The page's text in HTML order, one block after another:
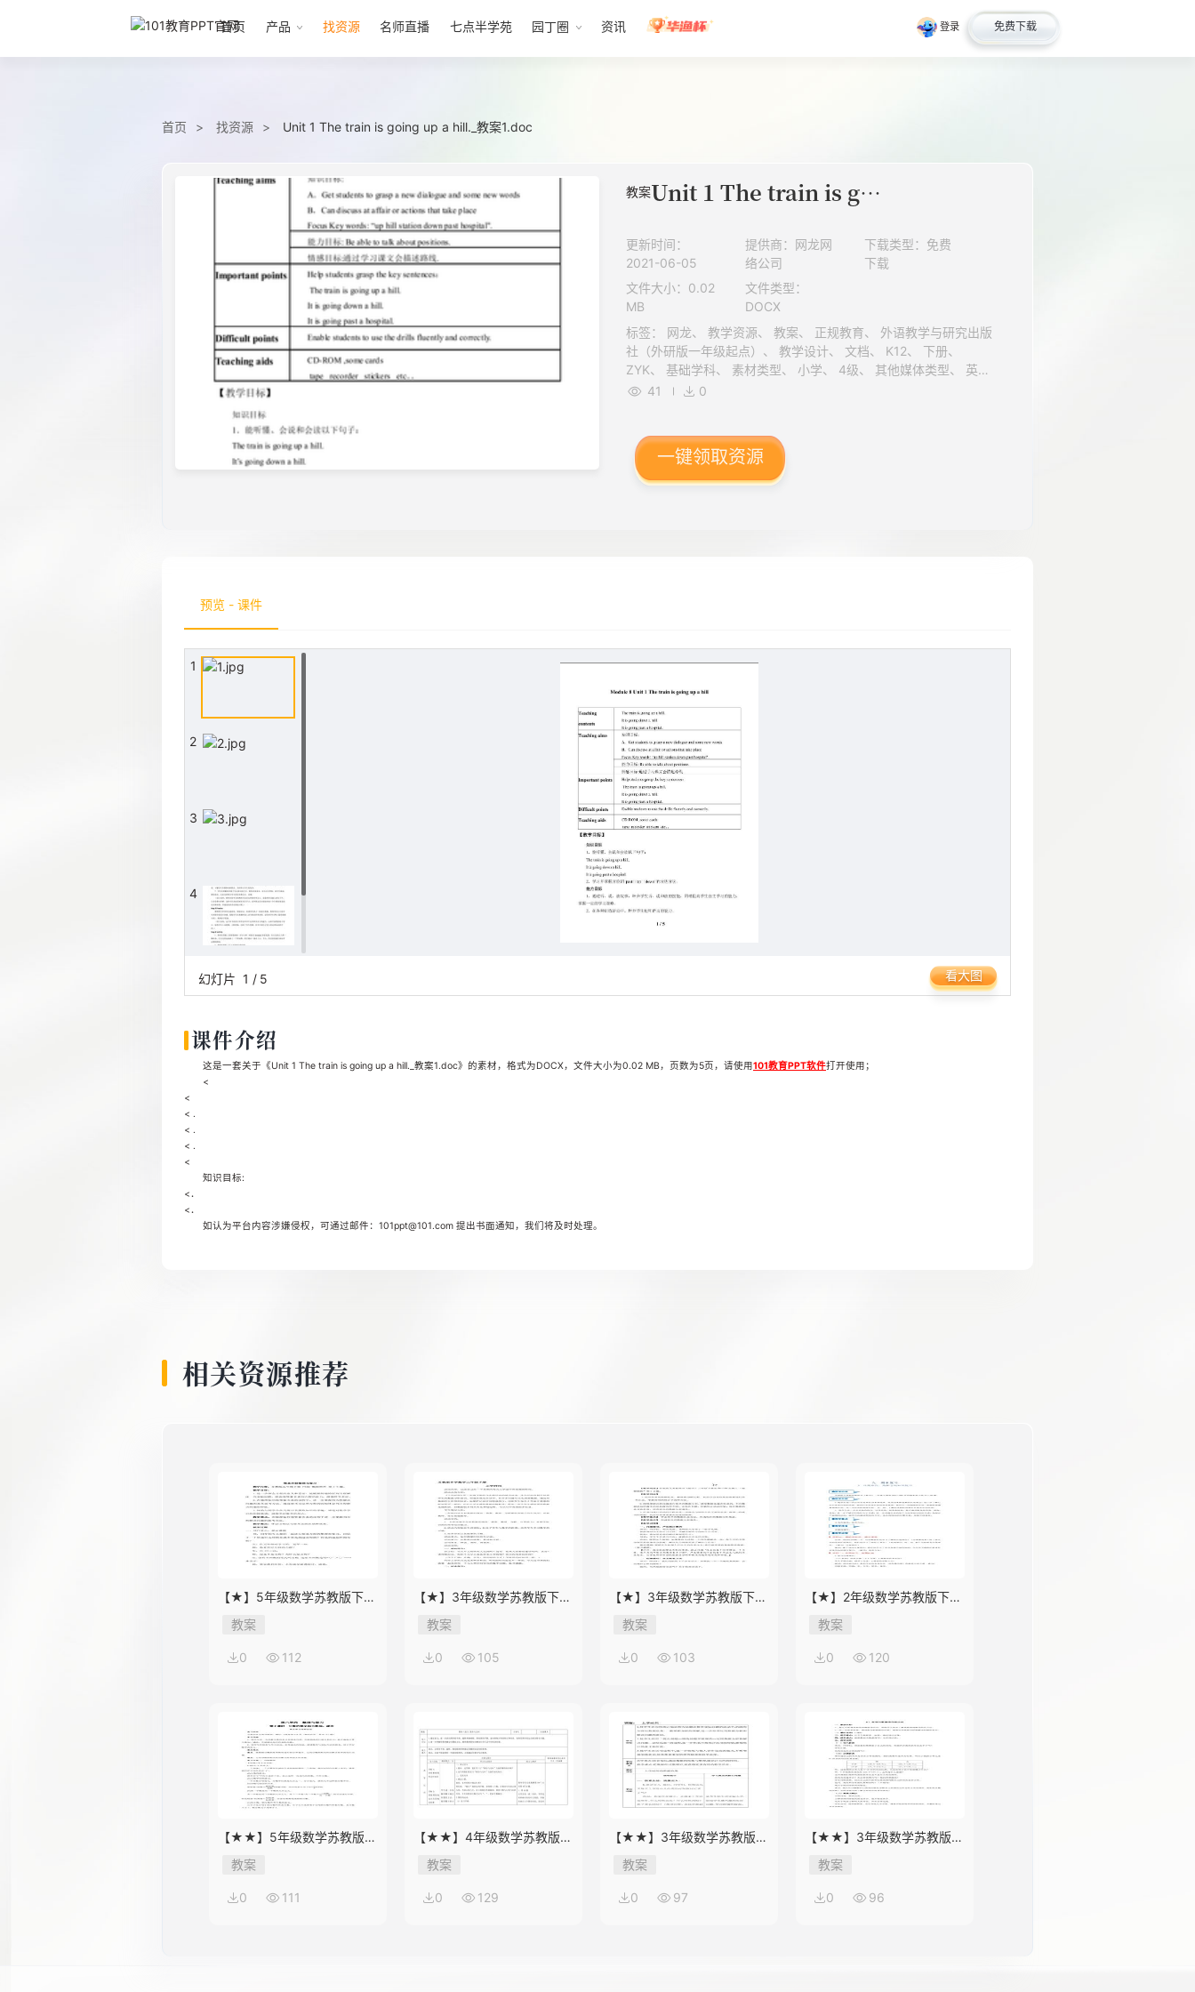
首页 产品 找资源 名师直播 七点半学苑 园丁圈 资讯 登录 免费下载
首页 找资源 Unit 1 The train is going up a hill._教案1.doc
教案 Unit 1 The train is going up a hill._教案1.doc
更新时间：
2021-06-05
提供商：网龙网
络公司
下载类型：免费
下载
文件大小：0.02
MB
文件类型：
DOCX
标签： 网龙、 教学资源、 教案、 正规教育、 外语教学与研究出版
社（外研版一年级起点）、 教学设计、 文档、 K12、 下册、
ZYK、 基础学科、 素材类型、 小学、 4级、 其他媒体类型、 英
41 0
一键领取资源
预览 - 课件
1
2
3
4
幻灯片 1 / 5 看大图
课件介绍
这是一套关于《Unit 1 The train is going up a hill._教案1.doc》的素材，格式为DOCX，文件大小为0.02 MB，页数为5页，请使用101教育PPT软件打开使用；
<
<
< .
< .
< .
<
知识目标:
<．
<．
如认为平台内容涉嫌侵权，可通过邮件：101ppt@101.com 提出书面通知，我们将及时处理。
相关资源推荐
【★】5年级数学苏教版下册
教案第8单元《单元复习》
教案
0 112
【★】3年级数学苏教版下册
教案第9单元后《上学时间》
教案
0 105
【★】3年级数学苏教版下册
教案第9单元《数据的收集和
整理（二）》
教案
0 103
【★】2年级数学苏教版下册
教案第9单元《期末复习》
教案
0 120
【★★】5年级数学苏教版下
册教案第8单元《单元复习》
教案
0 111
【★★】4年级数学苏教版下
册教案第9单元《单元复习》
教案
0 129
【★★】3年级数学苏教版下
册教案第9单元后《上学时
间》
教案
0 97
【★★】3年级数学苏教版下
册教案第9单元《数据的收集
和整理（二）》
教案
0 96